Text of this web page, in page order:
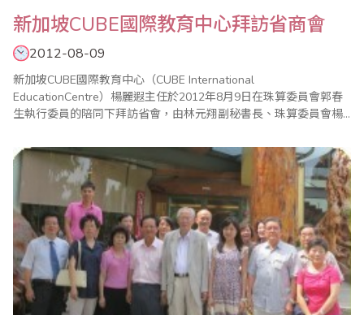
新加坡CUBE國際教育中心拜訪省商會
2012-08-09
新加坡CUBE國際教育中心（CUBE International
EducationCentre）楊麗遐主任於2012年8月9日在珠算委員會郭春
生執行委員的陪同下拜訪省會，由林元翔副秘書長、珠算委員會楊
算委員會的概況，也針對省商會在台灣以及海外的珠心算教學師
資、比賽、檢定等經驗交換意見。楊主任亦介紹該中心成立於2002
年，目前開設的課程涵蓋..